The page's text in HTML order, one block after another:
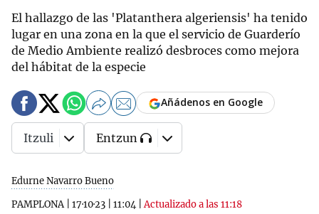
El hallazgo de las 'Platanthera algeriensis' ha tenido
lugar en una zona en la que el servicio de Guarderío
de Medio Ambiente realizó desbroces como mejora
del hábitat de la especie
Edurne Navarro Bueno
PAMPLONA| 17·10·23 11:04 |Actualizado a las 11:18
Añádenos en Google
Itzuli Entzun